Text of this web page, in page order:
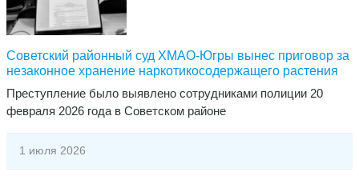
Советский районный суд ХМАО-Югры вынес приговор за
незаконное хранение наркотикосодержащего растения
Преступление было выявлено сотрудниками полиции 20
февраля 2026 года в Советском районе
1 июля 2026